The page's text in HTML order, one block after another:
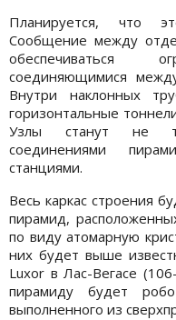
Планируется, что
Сообщение между
обеспечиваться
соединяющимися
Внутри наклонных
горизонтальные
Узлы станут не
соединениями
станциями.
Весь каркас строения
пирамид,
по виду атомарную
них будет выше
Luxor в Лас-Вегасе
пирамиду будет
выполненного из